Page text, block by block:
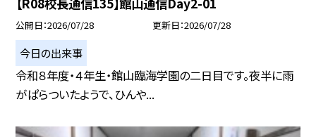
公開日 2026/07/28 更新日 2026/07/28
今日の出来事
令和８年度・４年生・館山臨海学園の二日目です。夜半に雨
がぱらついたようで、ひんや...